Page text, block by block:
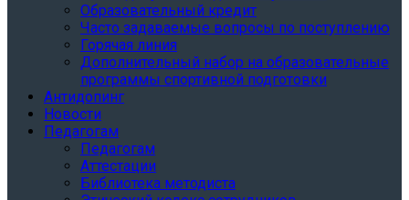
Образовательный кредит
Часто задаваемые вопросы по поступлению
Горячая линия
Дополнительный набор на образовательные
программы спортивной подготовки
Антидопинг
Новости
Педагогам
Педагогам
Аттестации
Библиотека методиста